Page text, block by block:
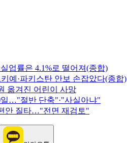
업률은 4.1%로 떨어져(종합)
예·파키스탄 안보 손잡았다(종합)
옮겨진 어린이 사망
…"절반 단축"·"사실아냐"
안 질타…"전면 재검토"